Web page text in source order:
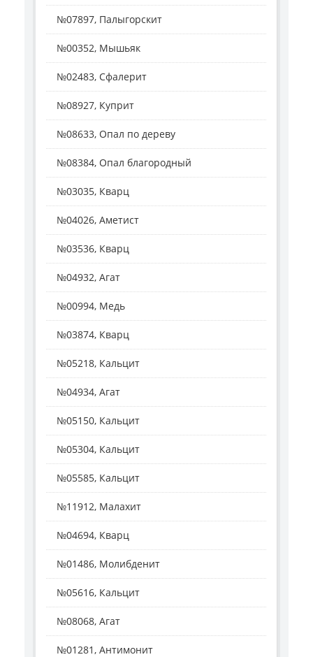
№07897, Палыгорскит
№00352, Мышьяк
№02483, Сфалерит
№08927, Куприт
№08633, Опал по дереву
№08384, Опал благородный
№03035, Кварц
№04026, Аметист
№03536, Кварц
№04932, Агат
№00994, Медь
№03874, Кварц
№05218, Кальцит
№04934, Агат
№05150, Кальцит
№05304, Кальцит
№05585, Кальцит
№11912, Малахит
№04694, Кварц
№01486, Молибденит
№05616, Кальцит
№08068, Агат
№01281, Антимонит